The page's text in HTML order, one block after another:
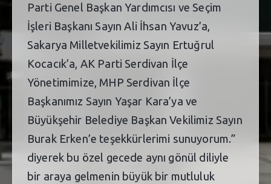
Parti Genel Başkan Yardımcısı ve Seçim
İşleri Başkanı Sayın Ali İhsan Yavuz’a,
Sakarya Milletvekilimiz Sayın Ertuğrul
Kocacık’a, AK Parti Serdivan İlçe
Yönetimimize, MHP Serdivan İlçe
Başkanımız Sayın Yaşar Kara’ya ve
Büyükşehir Belediye Başkan Vekilimiz Sayın
Burak Erken’e teşekkürlerimi sunuyorum.”
diyerek bu özel gecede aynı gönül diliyle
bir araya gelmenin büyük bir mutluluk